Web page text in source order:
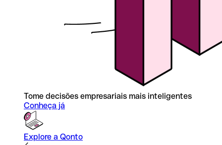
Tome decisões empresariais mais inteligentes
Conheça já
Explore a Qonto